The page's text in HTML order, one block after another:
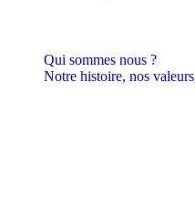
Qui sommes nous ?
Notre histoire, nos